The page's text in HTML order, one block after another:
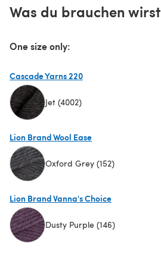
Was du brauchen wirst
One size only:
Cascade Yarns 220
Jet (4002)
Lion Brand Wool Ease
Oxford Grey (152)
Lion Brand Vanna's Choice
Dusty Purple (146)